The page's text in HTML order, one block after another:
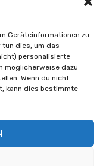
Geräteinformationen zu
dies, um das
personalisierte
möglicherweise dazu
Wenn du nicht
kann dies bestimmte